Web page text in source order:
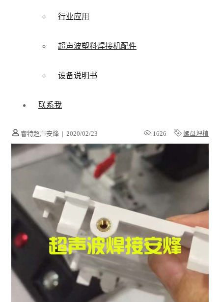
行业应用
超声波塑料焊接机配件
设备说明书
联系我
睿特超声安烽 | 2020/02/23 1626 螺母埋植